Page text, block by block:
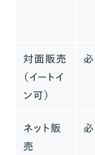
（FAQ）
自宅で作っ
いいですか？
らいですか
対面販売
（イートイ
ン可）
ネット販
売